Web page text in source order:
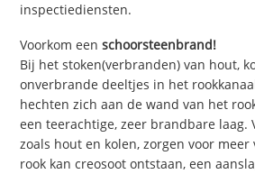
inspectiediensten.
Voorkom eenschoorsteenbrand!
Bij het stoken(verbranden) van hout,
onverbrande deeltjes in het
hechten zich aan de wand van het
een teerachtige, zeer brandbare laag.
zoals hout en kolen, zorgen voor
rook kan creosoot ontstaan, een